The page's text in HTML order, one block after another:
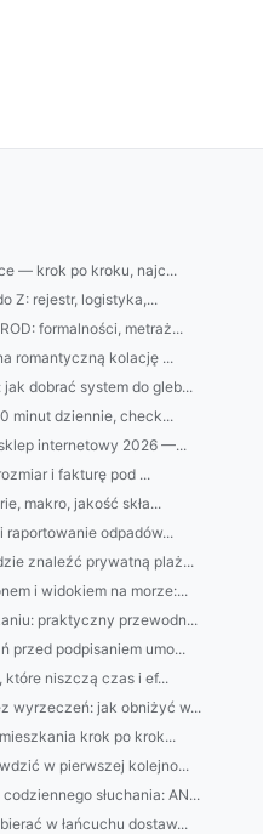
— krok po kroku, najc...
Z: rejestr, logistyka,...
formalności, metraż...
romantyczną kolację ...
dobrać system do gleb...
minut dziennie, check...
internetowy 2026 —...
i fakturę pod ...
makro, jakość skła...
raportowanie odpadów...
znaleźć prywatną plaż...
i widokiem na morze:...
praktyczny przewodn...
przed podpisaniem umo...
które niszczą czas i ef...
wyrzeczeń: jak obniżyć w...
krok po krok...
w pierwszej kolejno...
słuchania: AN...
w łańcuchu dostaw...